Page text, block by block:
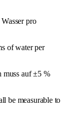
pro
of water per
muss auf ±5 %
be measurable to